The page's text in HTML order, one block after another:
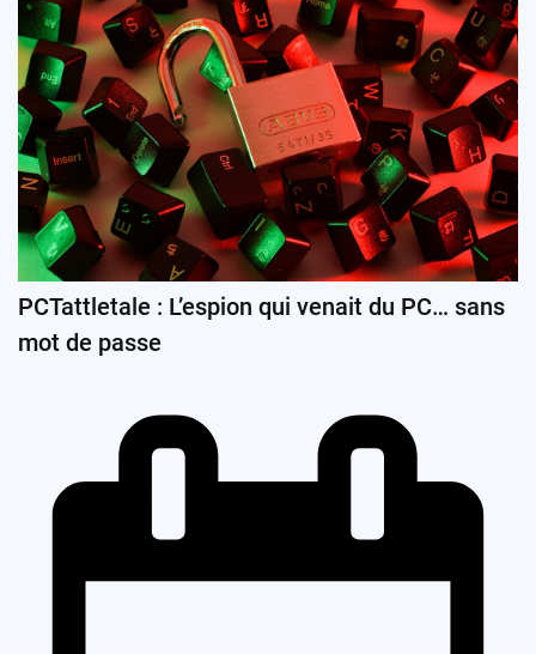
PCTattletale : L’espion qui venait du PC… sans
mot de passe